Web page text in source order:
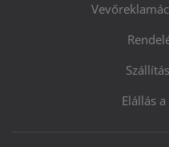
Elállás